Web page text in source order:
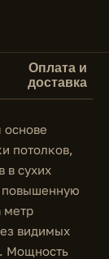
Оплата и
доставка
основе
потолков,
в сухих
повышенную
метр
видимых
Мощность